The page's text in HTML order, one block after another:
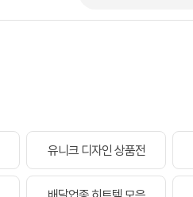
유니크 디자인 상품전